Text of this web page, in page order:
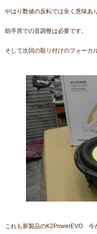
やはり数値の反転では全く意味あ
助手席での音調整は必要です。
そして次回の取り付けのフォーカ
これも新製品のK2PowerEVO 今